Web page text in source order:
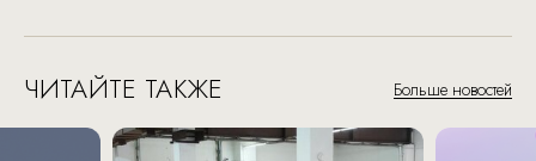
ЧИТАЙТЕ ТАКЖЕ Больше новостей